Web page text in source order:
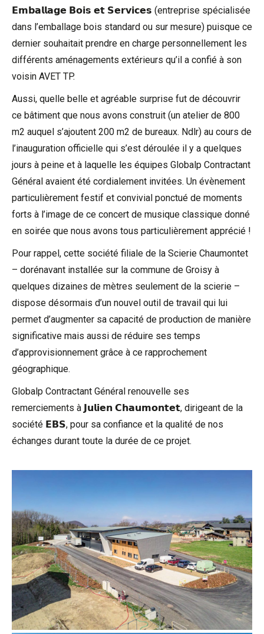
𝗘𝗺𝗯𝗮𝗹𝗹𝗮𝗴𝗲 𝗕𝗼𝗶𝘀 𝗲𝘁 𝗦𝗲𝗿𝘃𝗶𝗰𝗲𝘀 (entreprise spécialisée
dans l’emballage bois standard ou sur mesure) puisque ce
dernier souhaitait prendre en charge personnellement les
différents aménagements extérieurs qu’il a confié à son
voisin AVET TP.
Aussi, quelle belle et agréable surprise fut de découvrir
ce bâtiment que nous avons construit (un atelier de 800
m2 auquel s’ajoutent 200 m2 de bureaux. Ndlr) au cours de
l’inauguration officielle qui s’est déroulée il y a quelques
jours à peine et à laquelle les équipes Globalp Contractant
Général avaient été cordialement invitées. Un évènement
particulièrement festif et convivial ponctué de moments
forts à l’image de ce concert de musique classique donné
en soirée que nous avons tous particulièrement apprécié !
Pour rappel, cette société filiale de la Scierie Chaumontet
– dorénavant installée sur la commune de Groisy à
quelques dizaines de mètres seulement de la scierie –
dispose désormais d’un nouvel outil de travail qui lui
permet d’augmenter sa capacité de production de manière
significative mais aussi de réduire ses temps
d’approvisionnement grâce à ce rapprochement
géographique.
Globalp Contractant Général renouvelle ses
remerciements à 𝗝𝘂𝗹𝗶𝗲𝗻 𝗖𝗵𝗮𝘂𝗺𝗼𝗻𝘁𝗲𝘁, dirigeant de la
société 𝗘𝗕𝗦, pour sa confiance et la qualité de nos
échanges durant toute la durée de ce projet.